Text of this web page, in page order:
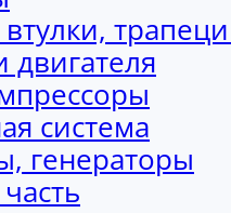
двигателя
система
генераторы